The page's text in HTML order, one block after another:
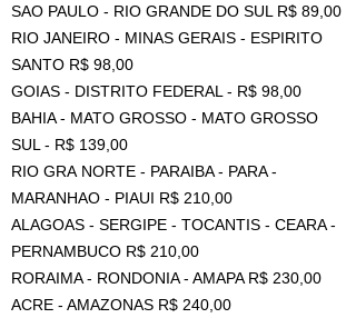
SAO PAULO - RIO GRANDE DO SUL R$ 89,00
RIO JANEIRO - MINAS GERAIS - ESPIRITO
SANTO R$ 98,00
GOIAS - DISTRITO FEDERAL - R$ 98,00
BAHIA - MATO GROSSO - MATO GROSSO
SUL - R$ 139,00
RIO GRA NORTE - PARAIBA - PARA -
MARANHAO - PIAUI R$ 210,00
ALAGOAS - SERGIPE - TOCANTIS - CEARA -
PERNAMBUCO R$ 210,00
RORAIMA - RONDONIA - AMAPA R$ 230,00
ACRE - AMAZONAS R$ 240,00